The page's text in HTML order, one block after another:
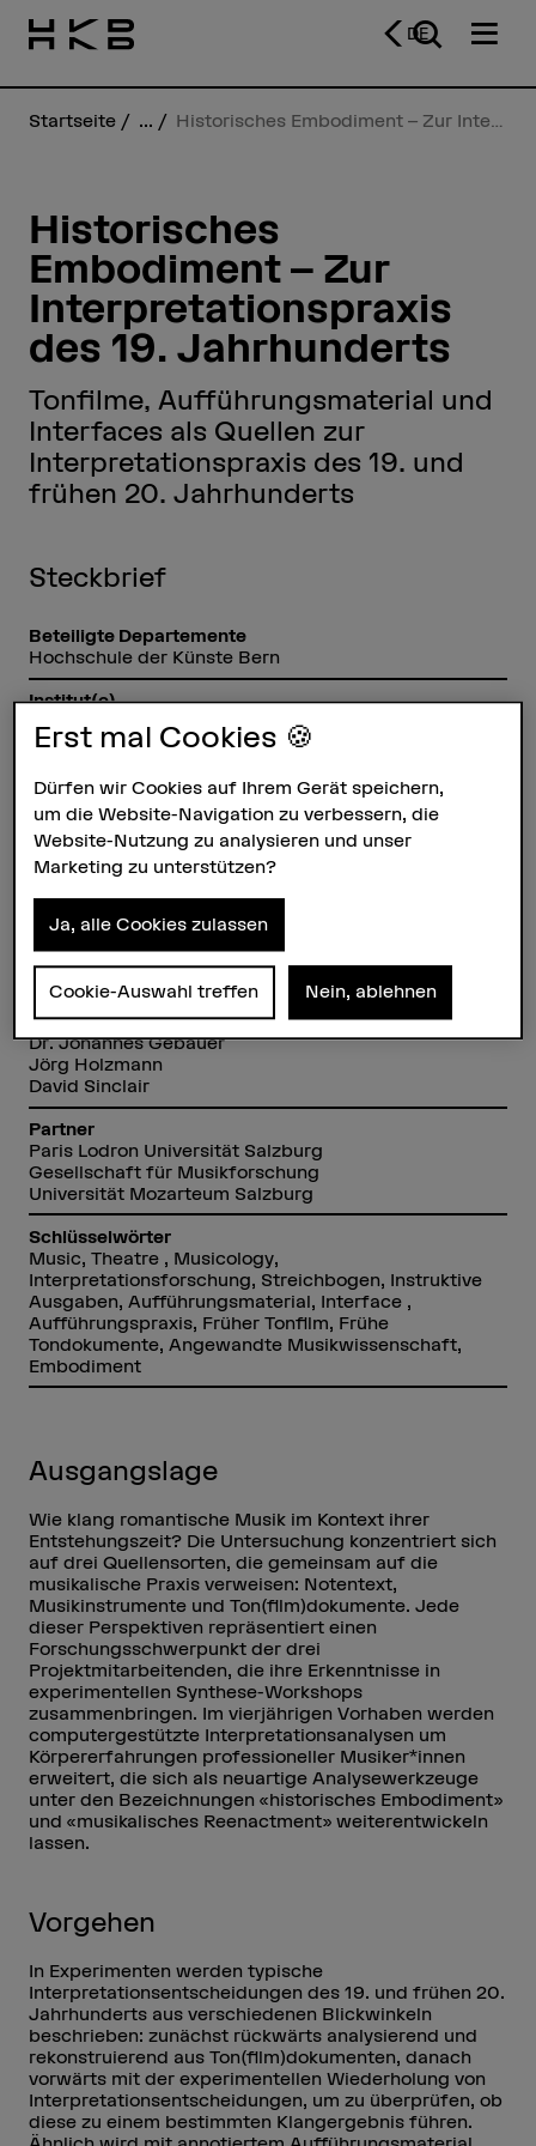
DE
Startseite ...
Historisches
Embodiment – Zur
Interpretationspraxis
des 19. Jahrhunderts
Tonfilme, Aufführungsmaterial und
Interfaces als Quellen zur
Interpretationspraxis des 19. und
frühen 20. Jahrhunderts
Steckbrief
Beteiligte Departemente
Hochschule der Künste Bern
Institut(e)
Aufführung und Interpretation
SNF
01.04.2020 - 31.03.2024
Projektleitung
Projektmitarbeitende
Dr. Johannes Gebauer
Jörg Holzmann
David Sinclair
Partner
Paris Lodron Universität Salzburg
Gesellschaft für Musikforschung
Universität Mozarteum Salzburg
Schlüsselwörter
Music, Theatre , Musicology,
Interpretationsforschung, Streichbogen, Instruktive
Ausgaben, Aufführungsmaterial, Interface ,
Aufführungspraxis, Früher Tonfilm, Frühe
Tondokumente, Angewandte Musikwissenschaft,
Embodiment
Ausgangslage
Wie klang romantische Musik im Kontext ihrer
Entstehungszeit? Die Untersuchung konzentriert sich
auf drei Quellensorten, die gemeinsam auf die
musikalische Praxis verweisen: Notentext,
Musikinstrumente und Ton(film)dokumente. Jede
dieser Perspektiven repräsentiert einen
Forschungsschwerpunkt der drei
Projektmitarbeitenden, die ihre Erkenntnisse in
experimentellen Synthese-Workshops
zusammenbringen. Im vierjährigen Vorhaben werden
computergestützte Interpretationsanalysen um
Körpererfahrungen professioneller Musiker*innen
erweitert, die sich als neuartige Analysewerkzeuge
unter den Bezeichnungen «historisches Embodiment»
und «musikalisches Reenactment» weiterentwickeln
lassen.
Vorgehen
In Experimenten werden typische
Interpretationsentscheidungen des 19. und frühen 20.
Jahrhunderts aus verschiedenen Blickwinkeln
beschrieben: zunächst rückwärts analysierend und
rekonstruierend aus Ton(film)dokumenten, danach
vorwärts mit der experimentellen Wiederholung von
Interpretationsentscheidungen, um zu überprüfen, ob
diese zu einem bestimmten Klangergebnis führen.
Erst mal Cookies 🍪
Dürfen wir Cookies auf Ihrem Gerät speichern,
um die Website-Navigation zu verbessern, die
Website-Nutzung zu analysieren und unser
Marketing zu unterstützen?
Ja, alle Cookies zulassen
Cookie-Auswahl treffen Nein, ablehnen